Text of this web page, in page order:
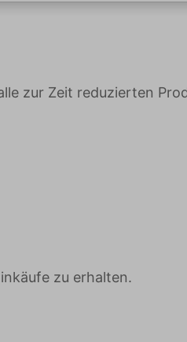
zur Zeit reduzierten
zu erhalten.